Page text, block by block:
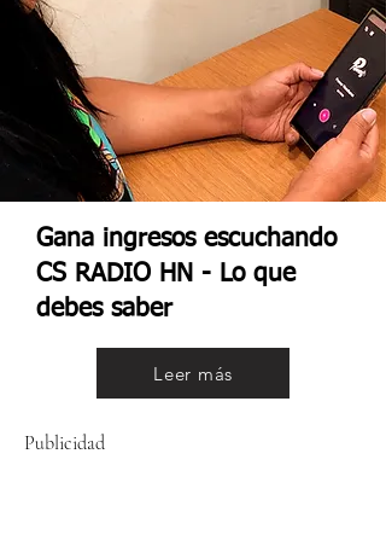
Gana ingresos escuchando
CS RADIO HN - Lo que
debes saber
Leer más
Publicidad